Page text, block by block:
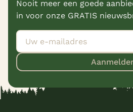
Nooit meer een goede
in voor onze GRATIS